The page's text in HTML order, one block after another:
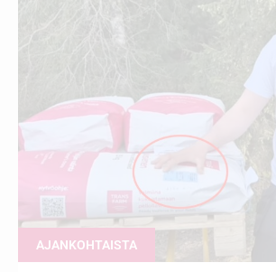
AJANKOHTAISTA